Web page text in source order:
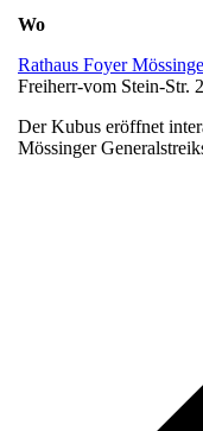
Wo
Rathaus Foyer
Freiherr-vom Stein-Str.
Der Kubus eröffnet
Mössinger